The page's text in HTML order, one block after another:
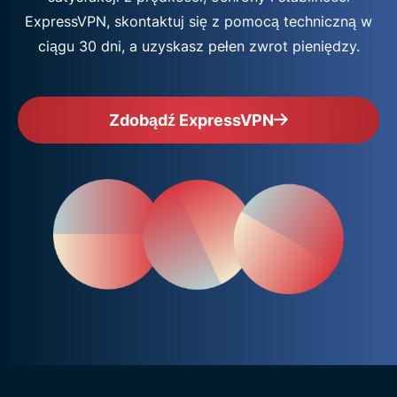
ExpressVPN, skontaktuj się z pomocą techniczną w
ciągu 30 dni, a uzyskasz pełen zwrot pieniędzy.
Zdobądź ExpressVPN